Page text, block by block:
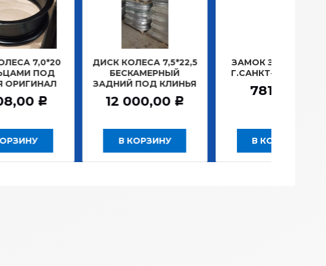
ДИСК КОЛЕСА 7,5*22,5
БЕСКАМЕРНЫЙ
ЗАДНИЙ ПОД КЛИНЬЯ
12 000,00 Р
ЗАМОК ЗАЖИГАНИЯ
Г.САНКТ-ПЕТЕРБУРГ
781,20